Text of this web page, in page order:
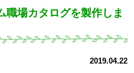
職場カタログを製作しま
2019.04.22